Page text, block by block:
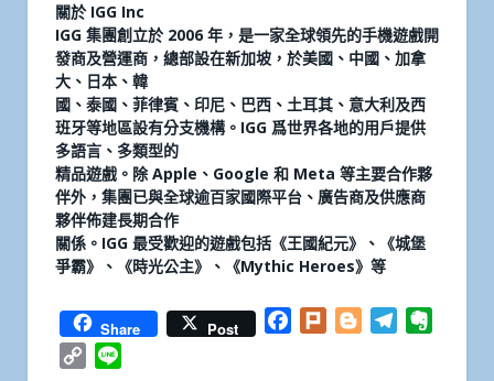
關於 IGG Inc
IGG 集團創立於 2006 年，是一家全球領先的手機遊戲開
發商及營運商，總部設在新加坡，於美國、中國、加拿
大、日本、韓
國、泰國、菲律賓、印尼、巴西、土耳其、意大利及西
班牙等地區設有分支機構。IGG 爲世界各地的用戶提供
多語言、多類型的
精品遊戲。除 Apple、Google 和 Meta 等主要合作夥
伴外，集團已與全球逾百家國際平台、廣告商及供應商
夥伴佈建長期合作
關係。IGG 最受歡迎的遊戲包括《王國紀元》、《城堡
爭霸》、《時光公主》、《Mythic Heroes》等
Share Post Facebook
Plurk BloggerTelegram
Copy